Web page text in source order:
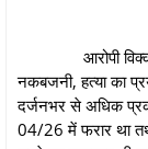
आरोपी विक्की
नकबजनी, हत्या का
दर्जनभर से अधिक
04/26 में फरार था